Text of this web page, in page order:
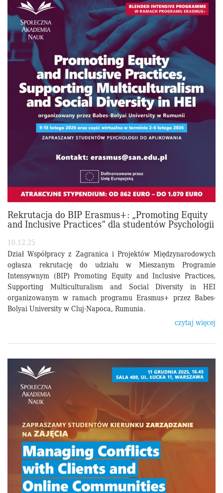
Rekrutacja do BIP Erasmus+: „Promoting Equity
and Inclusive Practices” dla studentów Psychologii
10.12.25
Dział Współpracy z Zagranica i Projektów Międzynarodowych
ogłasza rekrutację do udziału w Mieszanym Programie
Intensywnym (BIP) Promoting Equity and Inclusive Practices,
Supporting Multiculturalism and Social Diversity in HEI
organizowanym w ramach programu Erasmus+ przez Babes-
Bolyai University w Cluj-Napoca, Rumunia.
czytaj więcej